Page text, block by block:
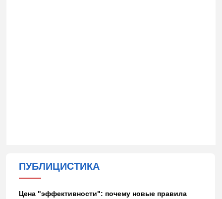
ПУБЛИЦИСТИКА
Цена "эффективности": почему новые правила